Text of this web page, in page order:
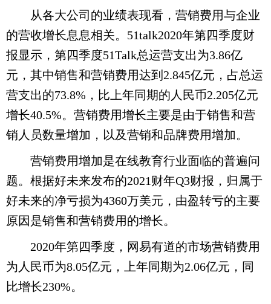
从各大公司的业绩表现看，营销费用与企业
的营收增长息息相关。51talk2020年第四季度财
报显示，第四季度51Talk总运营支出为3.86亿
元，其中销售和营销费用达到2.845亿元，占总运
营支出的73.8%，比上年同期的人民币2.205亿元
增长40.5%。营销费用增长主要是由于销售和营
销人员数量增加，以及营销和品牌费用增加。
营销费用增加是在线教育行业面临的普遍问
题。根据好未来发布的2021财年Q3财报，归属于
好未来的净亏损为4360万美元，由盈转亏的主要
原因是销售和营销费用的增长。
2020年第四季度，网易有道的市场营销费用
为人民币为8.05亿元，上年同期为2.06亿元，同
比增长230%。